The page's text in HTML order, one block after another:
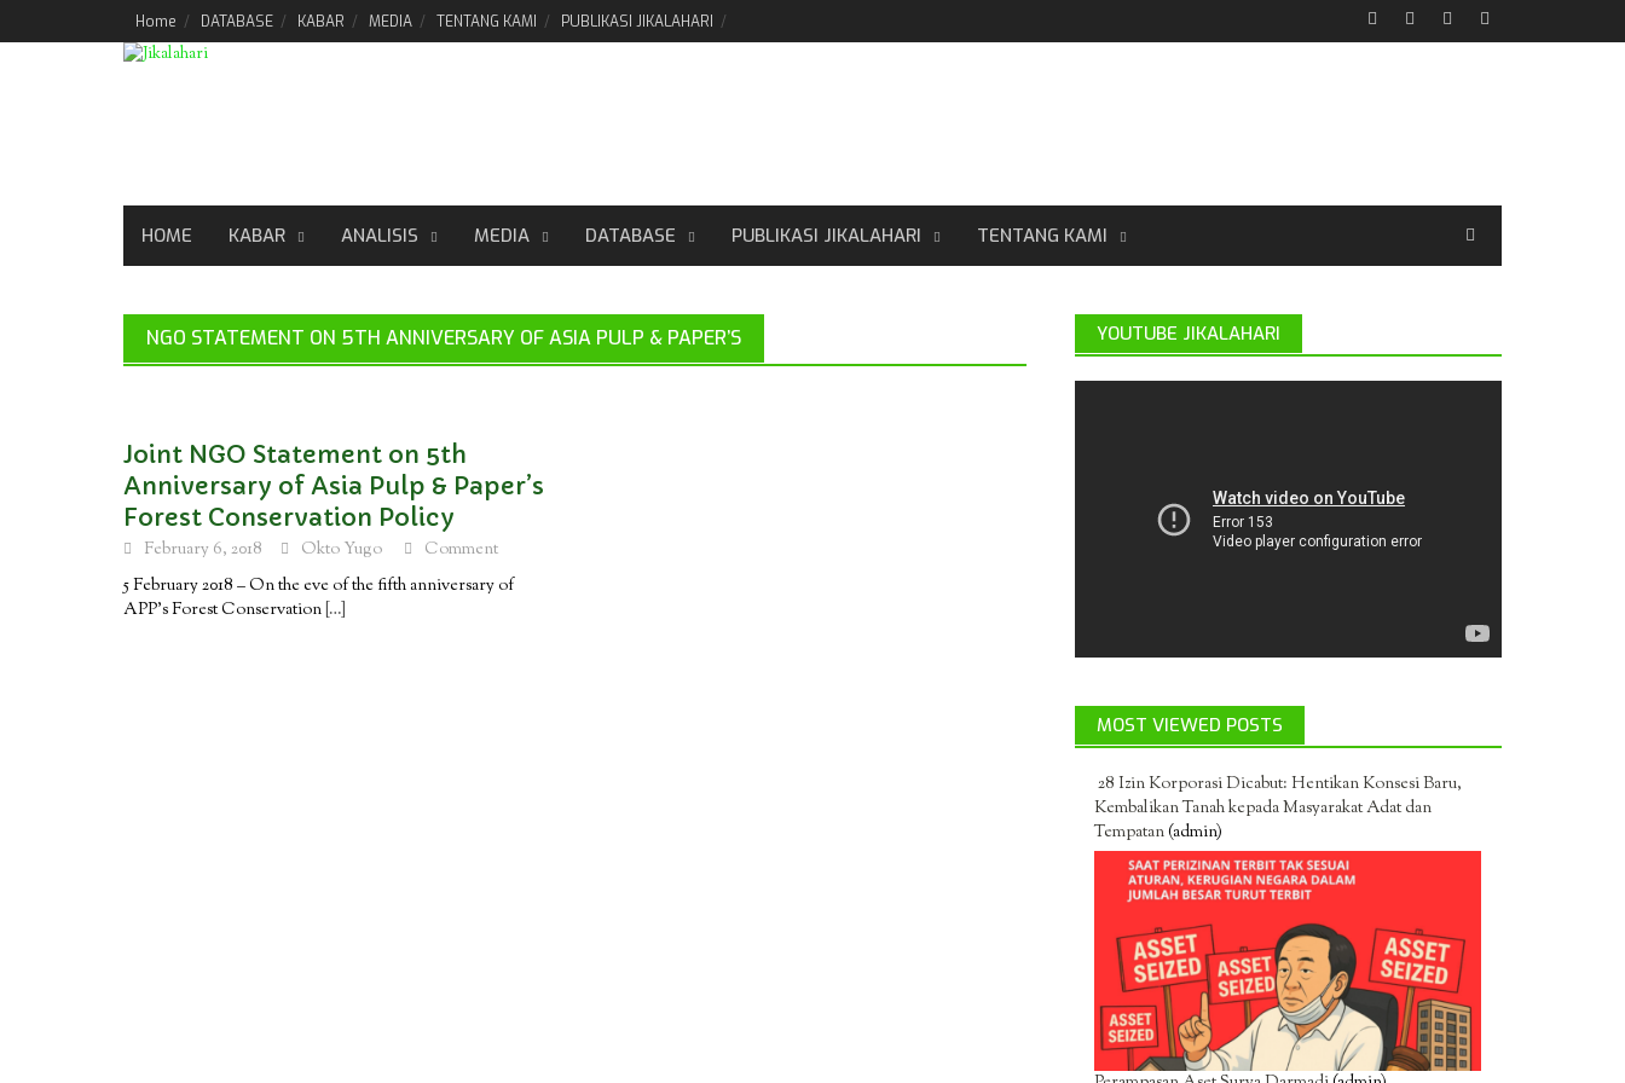
Home DATABASE KABAR MEDIA TENTANG KAMI PUBLIKASI JIKALAHARI
HOME KABAR ANALISIS MEDIA DATABASE PUBLIKASI JIKALAHARI TENTANG KAMI
NGO STATEMENT ON 5TH ANNIVERSARY OF ASIA PULP & PAPER’S
Joint NGO Statement on 5th
Anniversary of Asia Pulp & Paper’s
Forest Conservation Policy
February 6, 2018 Okto Yugo
Comment
5 February 2018 – On the eve of the fifth anniversary of
APP’s Forest Conservation […]
YOUTUBE JIKALAHARI
MOST VIEWED POSTS
28 Izin Korporasi Dicabut: Hentikan Konsesi Baru,
Kembalikan Tanah kepada Masyarakat Adat dan
Tempatan(admin)